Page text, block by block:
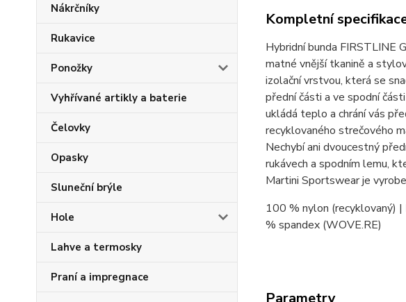
Nákrčníky
Rukavice
Ponožky
Vyhřívané artikly a baterie
Čelovky
Opasky
Sluneční brýle
Hole
Lahve a termosky
Praní a impregnace
Kompletní
Hybridní bunda FIRSTLINE
matné vnější tkanině a
izolační vrstvou, která se
přední části a ve spodní
ukládá teplo a chrání vás
recyklovaného strečového
Nechybí ani dvoucestný
rukávech a spodním lemu,
Martini Sportswear je
100 % nylon (recyklovaný)
% spandex (WOVE.RE)
Parametry